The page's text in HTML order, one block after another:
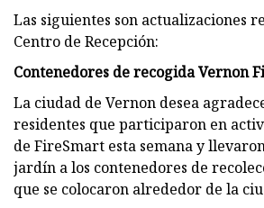
Las siguientes son actualizaciones
Centro de Recepción:
Contenedores de recogida Vernon
La ciudad de Vernon desea
residentes que participaron en
de FireSmart esta semana y
jardín a los contenedores de
que se colocaron alrededor de la